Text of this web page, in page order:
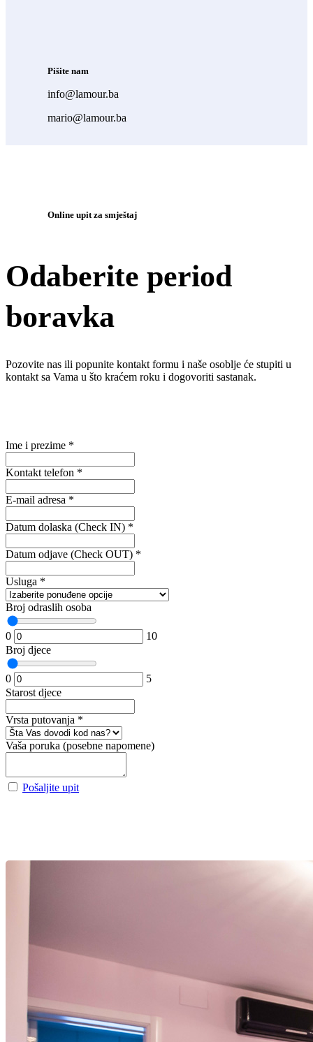
Pišite nam
info@lamour.ba
mario@lamour.ba
Online upit za smještaj
Odaberite period
boravka
Pozovite nas ili popunite kontakt formu i naše osoblje će stupiti u
kontakt sa Vama u što kraćem roku i dogovoriti sastanak.
Ime i prezime *
Kontakt telefon *
E-mail adresa *
Datum dolaska (Check IN) *
Datum odjave (Check OUT) *
Usluga *
Broj odraslih osoba
0
10
Broj djece
0
5
Starost djece
Vrsta putovanja *
Vaša poruka (posebne napomene)
Pošaljite upit